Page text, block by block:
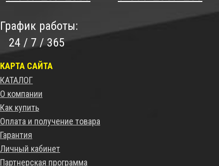
График работы:
24 / 7 / 365
КАРТА САЙТА
КАТАЛОГ
О компании
Как купить
Оплата и получение товара
Гарантия
Личный кабинет
Партнерская программа